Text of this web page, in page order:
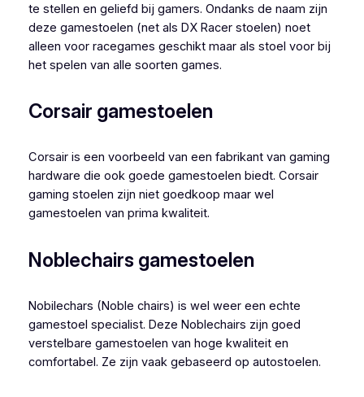
te stellen en geliefd bij gamers. Ondanks de naam zijn
deze gamestoelen (net als DX Racer stoelen) noet
alleen voor racegames geschikt maar als stoel voor bij
het spelen van alle soorten games.
Corsair gamestoelen
Corsair is een voorbeeld van een fabrikant van gaming
hardware die ook goede gamestoelen biedt. Corsair
gaming stoelen zijn niet goedkoop maar wel
gamestoelen van prima kwaliteit.
Noblechairs gamestoelen
Nobilechars (Noble chairs) is wel weer een echte
gamestoel specialist. Deze Noblechairs zijn goed
verstelbare gamestoelen van hoge kwaliteit en
comfortabel. Ze zijn vaak gebaseerd op autostoelen.